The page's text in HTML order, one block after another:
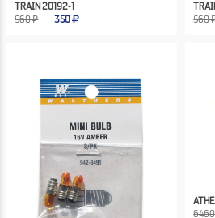
TRAIN 20192-1
560 ₽
350
560